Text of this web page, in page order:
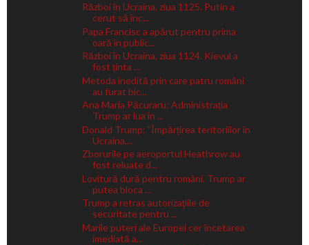
Război în Ucraina, ziua 1125. Putin a
cerut să înc...
Papa Francisc a apărut pentru prima
oară în public...
Război în Ucraina, ziua 1124. Kievul a
fost ținta ...
Metoda inedită prin care patru români
au furat bic...
Ana Maria Păcuraru: Administrația
Trump ar lua în ...
Donald Trump: ”Împărțirea teritoriilor în
Ucraina,...
Zborurile pe aeroportul Heathrow au
fost reluate d...
Lovitură dură pentru români. Trump ar
putea bloca ...
Trump a retras autorizaţiile de
securitate pentru ...
Marile puteri ale Europei cer încetarea
imediată a...